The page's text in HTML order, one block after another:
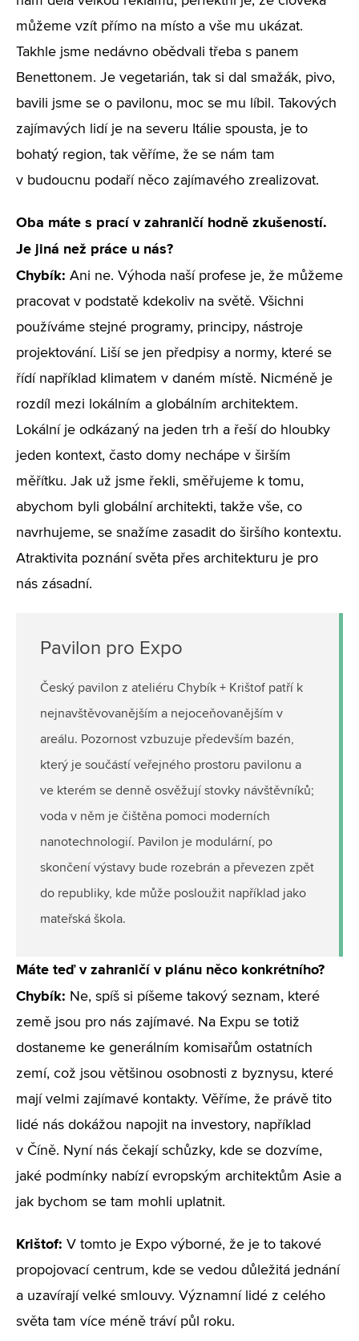
můžeme vzít přímo na místo a vše mu ukázat.
Takhle jsme nedávno obědvali třeba s panem
Benettonem. Je vegetarián, tak si dal smažák, pivo,
bavili jsme se o pavilonu, moc se mu líbil. Takových
zajímavých lidí je na severu Itálie spousta, je to
bohatý region, tak věříme, že se nám tam
v budoucnu podaří něco zajímavého zrealizovat.
Oba máte s prací v zahraničí hodně zkušeností.
Je jiná než práce u nás?
Chybík: Ani ne. Výhoda naší profese je, že můžeme
pracovat v podstatě kdekoliv na světě. Všichni
používáme stejné programy, principy, nástroje
projektování. Liší se jen předpisy a normy, které se
řídí například klimatem v daném místě. Nicméně je
rozdíl mezi lokálním a globálním architektem.
Lokální je odkázaný na jeden trh a řeší do hloubky
jeden kontext, často domy nechápe v širším
měřítku. Jak už jsme řekli, směřujeme k tomu,
abychom byli globální architekti, takže vše, co
navrhujeme, se snažíme zasadit do širšího kontextu.
Atraktivita poznání světa přes architekturu je pro
nás zásadní.
Pavilon pro Expo
Český pavilon z ateliéru Chybík + Krištof patří k
nejnavštěvovanějším a nejoceňovanějším v
areálu. Pozornost vzbuzuje především bazén,
který je součástí veřejného prostoru pavilonu a
ve kterém se denně osvěžují stovky návštěvníků;
voda v něm je čištěna pomoci moderních
nanotechnologií. Pavilon je modulární, po
skončení výstavy bude rozebrán a převezen zpět
do republiky, kde může posloužit například jako
mateřská škola.
Máte teď v zahraničí v plánu něco konkrétního?
Chybík: Ne, spíš si píšeme takový seznam, které
země jsou pro nás zajímavé. Na Expu se totiž
dostaneme ke generálním komisařům ostatních
zemí, což jsou většinou osobnosti z byznysu, které
mají velmi zajímavé kontakty. Věříme, že právě tito
lidé nás dokážou napojit na investory, například
v Číně. Nyní nás čekají schůzky, kde se dozvíme,
jaké podmínky nabízí evropským architektům Asie a
jak bychom se tam mohli uplatnit.
Krištof: V tomto je Expo výborné, že je to takové
propojovací centrum, kde se vedou důležitá jednání
a uzavírají velké smlouvy. Významní lidé z celého
světa tam více méně tráví půl roku.